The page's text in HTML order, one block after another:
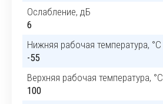
Ослабление, дБ
6
Нижняя рабочая температура, °C
-55
Верхняя рабочая температура, °C
100